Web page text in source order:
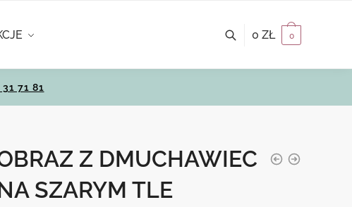
0 ZŁ 0
71 81
Z DMUCHAWIEC
SZARYM TLE